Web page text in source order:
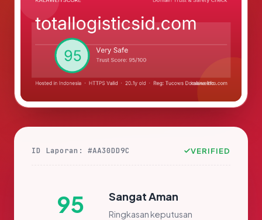
ID Laporan: #AA30DD9C VERIFIED
95 Sangat Aman
Ringkasan keputusan